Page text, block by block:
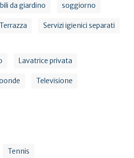
da giardino soggiorno
Terrazza Servizi igienici separati
Lavatrice privata
Televisione
Tennis